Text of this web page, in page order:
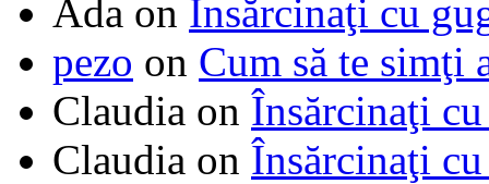
Ada on Însărcinaţi cu
pezo on Cum să te simţi
Claudia on Însărcinaţi
Claudia on Însărcinaţi